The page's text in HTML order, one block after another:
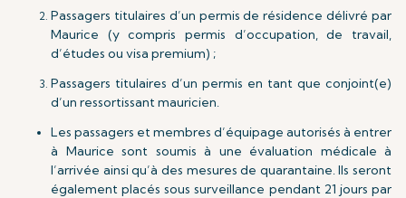
Passagers titulaires d’un permis de résidence délivré par
Maurice (y compris permis d’occupation, de travail,
d’études ou visa premium) ;
Passagers titulaires d’un permis en tant que conjoint(e)
d’un ressortissant mauricien.
Les passagers et membres d’équipage autorisés à entrer
à Maurice sont soumis à une évaluation médicale à
l’arrivée ainsi qu’à des mesures de quarantaine. Ils seront
également placés sous surveillance pendant 21 jours par